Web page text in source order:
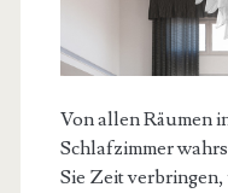
Von allen Räumen
Schlafzimmer
Sie Zeit